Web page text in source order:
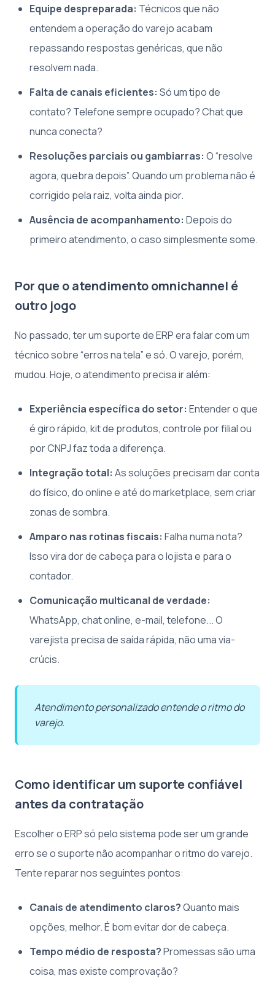
Equipe despreparada: Técnicos que não
entendem a operação do varejo acabam
repassando respostas genéricas, que não
resolvem nada.
Falta de canais eficientes: Só um tipo de
contato? Telefone sempre ocupado? Chat que
nunca conecta?
Resoluções parciais ou gambiarras: O “resolve
agora, quebra depois”. Quando um problema não é
corrigido pela raiz, volta ainda pior.
Ausência de acompanhamento: Depois do
primeiro atendimento, o caso simplesmente some.
Por que o atendimento omnichannel é
outro jogo
No passado, ter um suporte de ERP era falar com um
técnico sobre “erros na tela” e só. O varejo, porém,
mudou. Hoje, o atendimento precisa ir além:
Experiência específica do setor: Entender o que
é giro rápido, kit de produtos, controle por filial ou
por CNPJ faz toda a diferença.
Integração total: As soluções precisam dar conta
do físico, do online e até do marketplace, sem criar
zonas de sombra.
Amparo nas rotinas fiscais: Falha numa nota?
Isso vira dor de cabeça para o lojista e para o
contador.
Comunicação multicanal de verdade:
WhatsApp, chat online, e-mail, telefone... O
varejista precisa de saída rápida, não uma via-
crúcis.
Atendimento personalizado entende o ritmo do
varejo.
Como identificar um suporte confiável
antes da contratação
Escolher o ERP só pelo sistema pode ser um grande
erro se o suporte não acompanhar o ritmo do varejo.
Tente reparar nos seguintes pontos:
Canais de atendimento claros?Quanto mais
opções, melhor. É bom evitar dor de cabeça.
Tempo médio de resposta?Promessas são uma
coisa, mas existe comprovação?